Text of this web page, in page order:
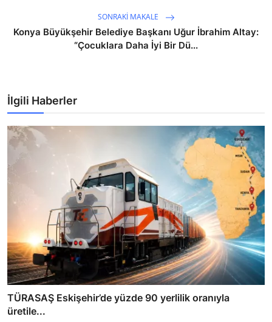
SONRAKI MAKALE
Konya Büyükşehir Belediye Başkanı Uğur İbrahim Altay:
“Çocuklara Daha İyi Bir Dü...
İlgili Haberler
TÜRASAŞ Eskişehir’de yüzde 90 yerlilik oranıyla
üretile...